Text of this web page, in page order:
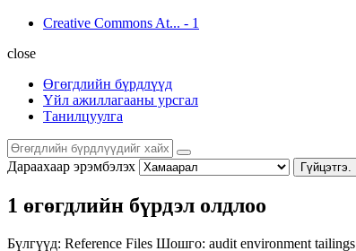
Creative Commons At... - 1
close
Өгөгдлийн бүрдлүүд
Үйл ажиллагааны урсгал
Танилцуулга
Дараахаар эрэмбэлэх Гүйцэтгэ.
1 өгөгдлийн бүрдэл олдлоо
Бүлгүүд: Reference Files Шошго: audit environment tailings